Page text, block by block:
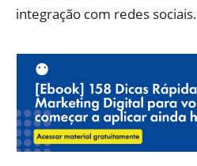
integração com redes sociais.